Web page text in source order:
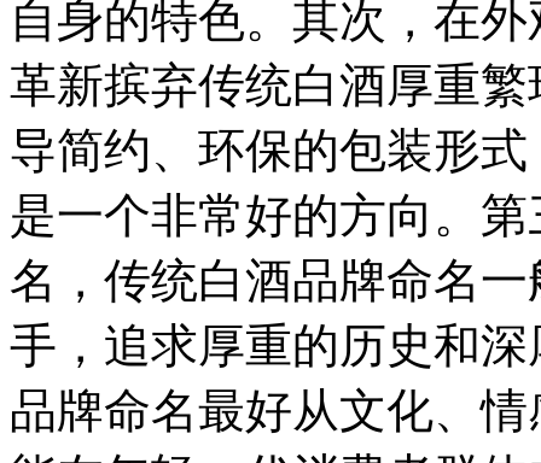
自身的特色。其次，在
革新摈弃传统白酒厚重
导简约、环保的包装形
是一个非常好的方向。
名，传统白酒品牌命名
手，追求厚重的历史和
品牌命名最好从文化、